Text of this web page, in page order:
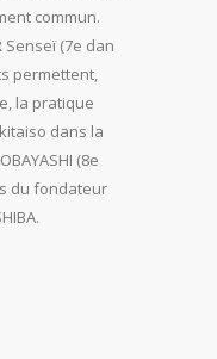
commun.
Senseï (7e dan
permettent,
la pratique
dans la
(8e
du fondateur